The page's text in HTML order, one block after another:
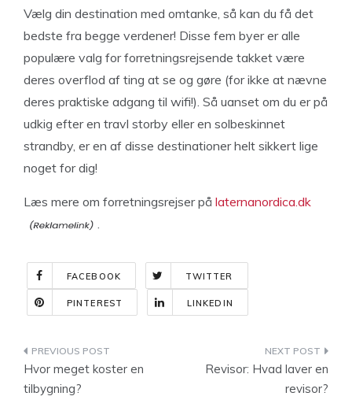
Vælg din destination med omtanke, så kan du få det
bedste fra begge verdener! Disse fem byer er alle
populære valg for forretningsrejsende takket være
deres overflod af ting at se og gøre (for ikke at nævne
deres praktiske adgang til wifi!). Så uanset om du er på
udkig efter en travl storby eller en solbeskinnet
strandby, er en af disse destinationer helt sikkert lige
noget for dig!
Læs mere om forretningsrejser på laternanordica.dk
.
FACEBOOK TWITTER
PINTEREST LINKEDIN
Indlægsnavigation
Hvor meget koster en
tilbygning?
Revisor: Hvad laver en
revisor?